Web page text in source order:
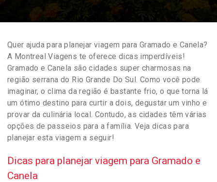
Quer ajuda para planejar viagem para Gramado e Canela?
A Montreal Viagens te oferece dicas imperdíveis!
Gramado e Canela são cidades super charmosas na
região serrana do Rio Grande Do Sul. Como você pode
imaginar, o clima da região é bastante frio, o que torna lá
um ótimo destino para curtir a dois, degustar um vinho e
provar da culinária local. Contudo, as cidades têm várias
opções de passeios para a família. Veja dicas para
planejar esta viagem a seguir!
Dicas para planejar viagem para Gramado e
Canela